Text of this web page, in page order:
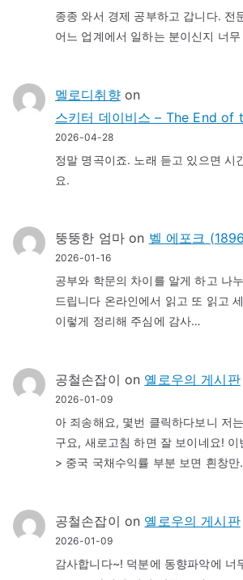
종종 와서 경제 공부하고 갑니다. 전
어느 업계에서 일하는 분이신지 너
멜로디취향on
스키터 데이비스 – The End of
2026-04-28
정말 명곡이죠. 노래 듣고 있으면 시
요.
뚱뚱한 엄마on 벨 에포크
2026-01-16
공부와 학문의 차이를 알게 하고 나
드립니다 온라인에서 읽고 또 읽고
이렇게 정리해 주심에 감사…
공철손잡이 on 옐로우의 게시판
2026-01-09
아 죄송해요, 몇번 클릭하다보니 저
구요, 새로고침 하면 잘 보이네요!
> 중국 국채수익률 부분 보면 흰창
공철손잡이 on 옐로우의 게시판
2026-01-09
감사합니다~! 덕분에 동향파악에 너